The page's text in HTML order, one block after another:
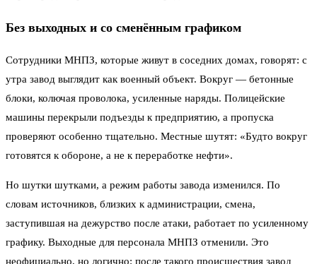
Без выходных и со сменённым графиком
Сотрудники МНПЗ, которые живут в соседних домах, говорят: с
утра завод выглядит как военный объект. Вокруг — бетонные
блоки, колючая проволока, усиленные наряды. Полицейские
машины перекрыли подъезды к предприятию, а пропуска
проверяют особенно тщательно. Местные шутят: «Будто вокруг
готовятся к обороне, а не к переработке нефти».
Но шутки шутками, а режим работы завода изменился. По
словам источников, близких к администрации, смена,
заступившая на дежурство после атаки, работает по усиленному
графику. Выходные для персонала МНПЗ отменили. Это
неофициально, но логично: после такого происшествия завод